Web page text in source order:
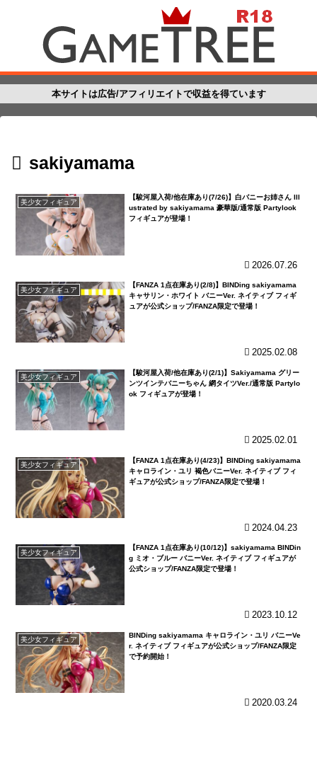
本サイトは広告/アフィリエイトで収益を得ています
sakiyamama
美少女フィギュア
【駿河屋入荷/他在庫あり(7/26)】白バニーお姉さん Ill
ustrated by sakiyamama 豪華版/通常版 Partylook
フィギュアが登場！
2026.07.26
美少女フィギュア
【FANZA 1点在庫あり(2/8)】BINDing sakiyamama
キャサリン・ホワイト バニーVer. ネイティブ フィギ
ュアが公式ショップ/FANZA限定で登場！
2025.02.08
美少女フィギュア
【駿河屋入荷/他在庫あり(2/1)】Sakiyamama グリー
ンツインテバニーちゃん 網タイツVer./通常版 Partylo
ok フィギュアが登場！
2025.02.01
美少女フィギュア
【FANZA 1点在庫あり(4/23)】BINDing sakiyamama
キャロライン・ユリ 褐色バニーVer. ネイティブ フィ
ギュアが公式ショップ/FANZA限定で登場！
2024.04.23
美少女フィギュア
【FANZA 1点在庫あり(10/12)】sakiyamama BINDin
g ミオ・ブルー バニーVer. ネイティブ フィギュアが
公式ショップ/FANZA限定で登場！
2023.10.12
美少女フィギュア
BINDing sakiyamama キャロライン・ユリ バニーVe
r. ネイティブ フィギュアが公式ショップ/FANZA限定
で予約開始！
2020.03.24